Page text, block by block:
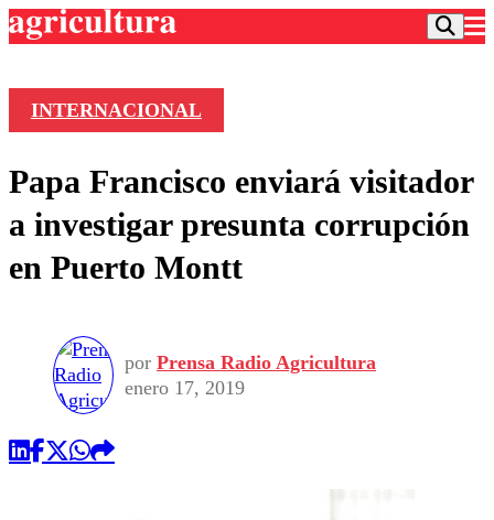
Frecuencias
Agricultura TV
Deportes
Colo Colo
Seleccion Chilena
Torneo Internacional
Entretención
Economía
Internacional
Publicaciones en medios
Opinión
INTERNACIONAL
Papa Francisco enviará visitador
a investigar presunta corrupción
en Puerto Montt
por Prensa Radio Agricultura
enero 17, 2019